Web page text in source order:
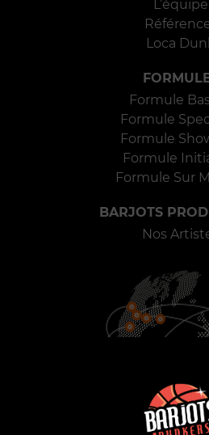
L’équipe
Loca
Formule
Formule
Formule
Formule
Formule Sur
BARJOTS
Nos